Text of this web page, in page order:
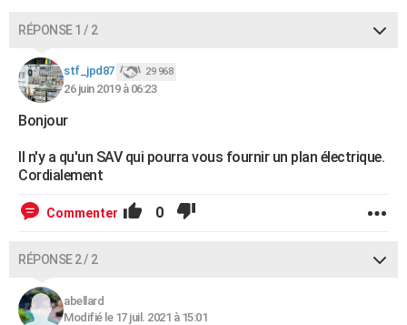
Dictionnaire
Biographies
Citations
Expressions
Proverbes
PROGRAMME TV
COPAINS D'AVANT
S'inscrire
Se connecter
Lycées
Collèges
Primaires
Universités
Entreprises
Service militaire
Avis de recherche
AVIS DE DÉCÈS
FORUM
RÉPONSE 1 / 2
stf_jpd87 29 968
26 juin 2019 à 06:23
Bonjour
Il n'y a qu'un SAV qui pourra vous fournir un plan électrique.
Cordialement
Commenter 0
RÉPONSE 2 / 2
abellard
Modifié le 17 juil. 2021 à 15:01